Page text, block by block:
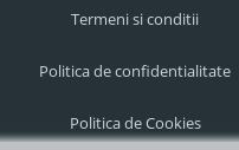
Termeni si conditii
Politica de confidentialitate
Politica de Cookies